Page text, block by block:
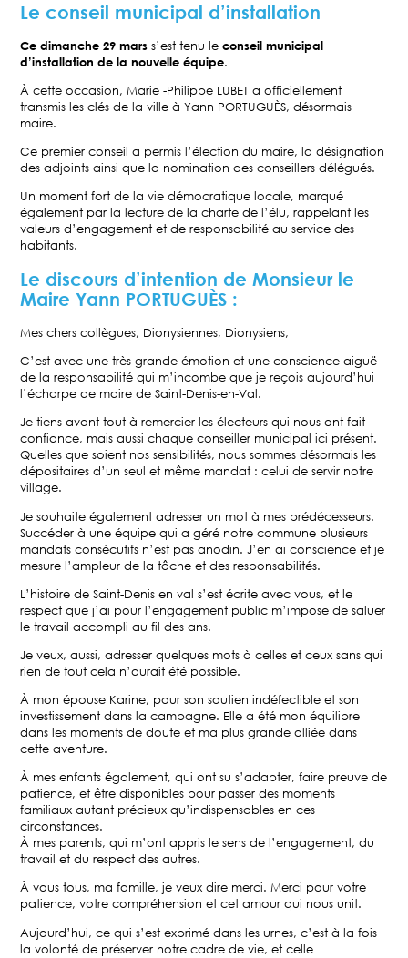
Le conseil municipal d’installation
Ce dimanche 29 marss’est tenu leconseil municipal
d’installation de la nouvelle équipe.
À cette occasion, Marie -Philippe LUBET a officiellement
transmis les clés de la ville à Yann PORTUGUÈS, désormais
maire.
Ce premier conseil a permis l’élection du maire, la désignation
des adjoints ainsi que la nomination des conseillers délégués.
Un moment fort de la vie démocratique locale, marqué
également par la lecture de la charte de l’élu, rappelant les
valeurs d’engagement et de responsabilité au service des
habitants.
Le discours d’intention de Monsieur le
Maire Yann PORTUGUÈS :
Mes chers collègues, Dionysiennes, Dionysiens,
C’est avec une très grande émotion et une conscience aiguë
de la responsabilité qui m’incombe que je reçois aujourd’hui
l’écharpe de maire de Saint-Denis-en-Val.
Je tiens avant tout à remercier les électeurs qui nous ont fait
confiance, mais aussi chaque conseiller municipal ici présent.
Quelles que soient nos sensibilités, nous sommes désormais les
dépositaires d’un seul et même mandat : celui de servir notre
village.
Je souhaite également adresser un mot à mes prédécesseurs.
Succéder à une équipe qui a géré notre commune plusieurs
mandats consécutifs n’est pas anodin. J’en ai conscience et je
mesure l’ampleur de la tâche et des responsabilités.
L’histoire de Saint-Denis en val s’est écrite avec vous, et le
respect que j’ai pour l’engagement public m’impose de saluer
le travail accompli au fil des ans.
Je veux, aussi, adresser quelques mots à celles et ceux sans qui
rien de tout cela n’aurait été possible.
À mon épouse Karine, pour son soutien indéfectible et son
investissement dans la campagne. Elle a été mon équilibre
dans les moments de doute et ma plus grande alliée dans
cette aventure.
À mes enfants également, qui ont su s’adapter, faire preuve de
patience, et être disponibles pour passer des moments
familiaux autant précieux qu’indispensables en ces
circonstances.
À mes parents, qui m’ont appris le sens de l’engagement, du
travail et du respect des autres.
À vous tous, ma famille, je veux dire merci. Merci pour votre
patience, votre compréhension et cet amour qui nous unit.
Aujourd’hui, ce qui s’est exprimé dans les urnes, c’est à la fois
la volonté de préserver notre cadre de vie, et celle